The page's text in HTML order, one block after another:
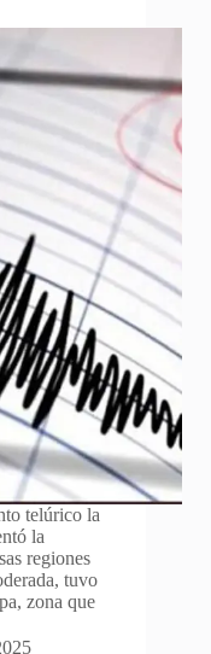
telúrico la
la
regiones
tuvo
zona que